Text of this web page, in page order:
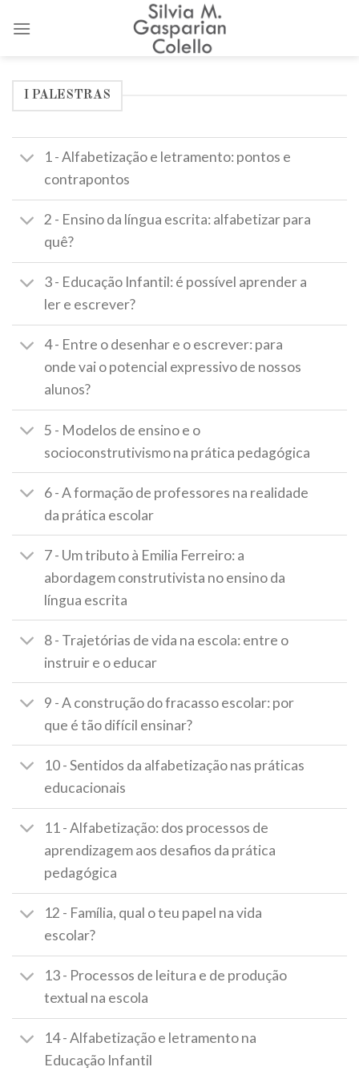
I PALESTRAS
1 - Alfabetização e letramento: pontos e
contrapontos
2 - Ensino da língua escrita: alfabetizar para
quê?
3 - Educação Infantil: é possível aprender a
ler e escrever?
4 - Entre o desenhar e o escrever: para
onde vai o potencial expressivo de nossos
alunos?
5 - Modelos de ensino e o
socioconstrutivismo na prática pedagógica
6 - A formação de professores na realidade
da prática escolar
7 - Um tributo à Emilia Ferreiro: a
abordagem construtivista no ensino da
língua escrita
8 - Trajetórias de vida na escola: entre o
instruir e o educar
9 - A construção do fracasso escolar: por
que é tão difícil ensinar?
10 - Sentidos da alfabetização nas práticas
educacionais
11 - Alfabetização: dos processos de
aprendizagem aos desafios da prática
pedagógica
12 - Família, qual o teu papel na vida
escolar?
13 - Processos de leitura e de produção
textual na escola
14 - Alfabetização e letramento na
Educação Infantil